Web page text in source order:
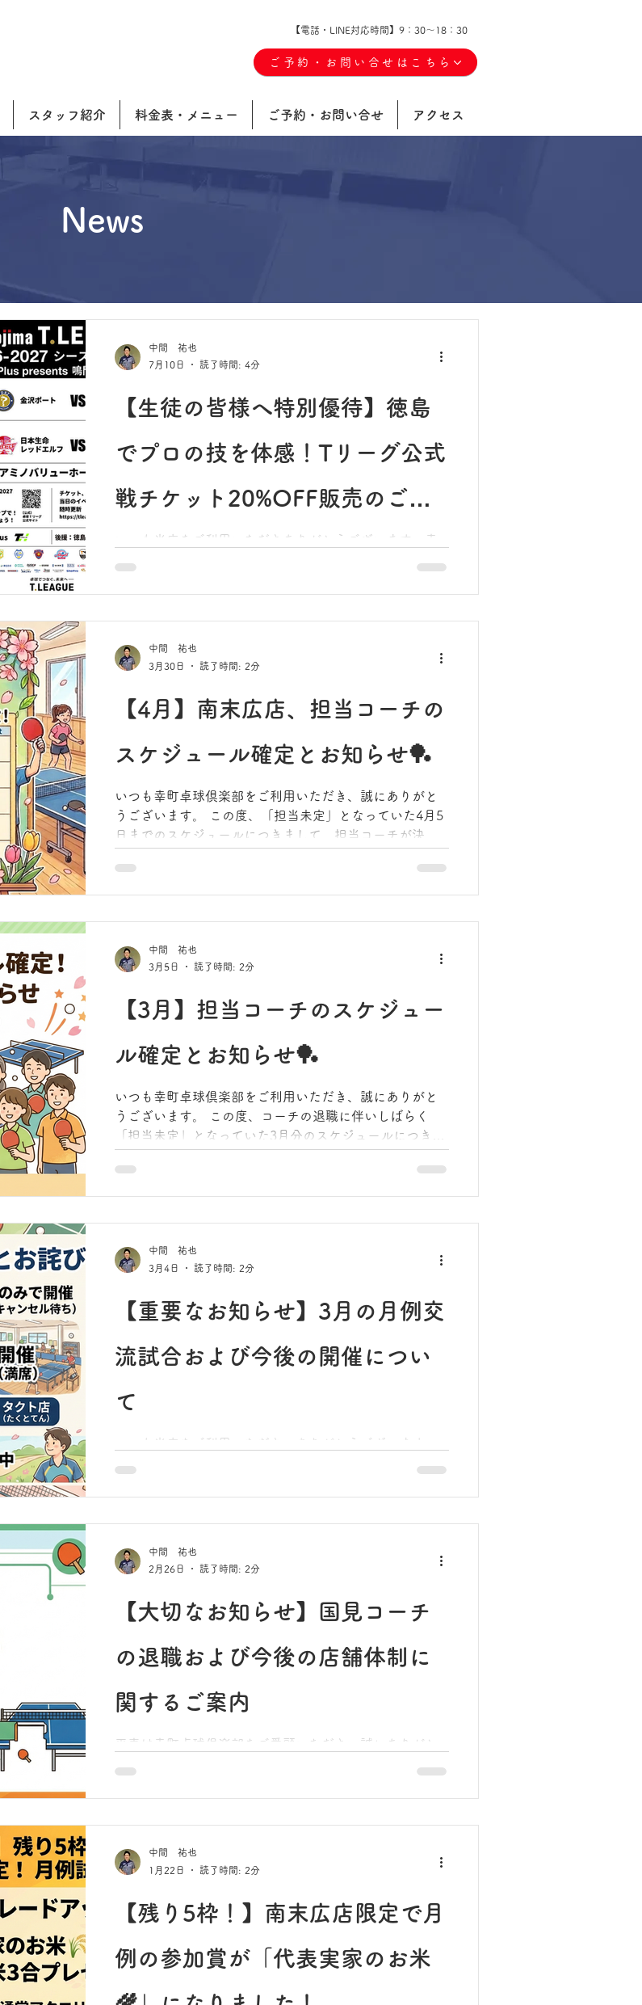
【電話・LINE対応時間】9：30～18：30
ご予約・お問い合せはこちら
スタッフ紹介 料金表・メニュー ご予約・お問い合せ アクセス
News
【生徒の皆様へ特別優待】徳島
でプロの技を体感！Tリーグ公式
戦チケット20%OFF販売のご案
内
いつも当店をご利用いただきありがとうございます。幸
市・アミノバリューホール）にて、卓球のプロリーグ「T
あるラリーを間近で観戦できる絶好のチャンスです。 当
「特別割引価格（20%OFF）」にてお手配できることにな
い！」「トップレベルの卓球を応援したい！」という方
ださい。
中間 祐也
7月10日
読了時間: 4分
【4月】南末広店、担当コーチの
スケジュール確定とお知らせ🏓
いつも幸町卓球倶楽部をご利用いただき、誠にありがと
うございます。 この度、「担当未定」となっていた4月5
日までのスケジュールにつきまして、担当コーチが決定
す。 3月中旬より、学生アルバイトチームも加わった新体
制の幸町卓球倶楽部で皆様の卓球ライフをサポートさせ
中間 祐也
3月30日
読了時間: 2分
【3月】担当コーチのスケジュー
ル確定とお知らせ🏓
いつも幸町卓球倶楽部をご利用いただき、誠にありがと
うございます。 この度、コーチの退職に伴いしばらく
「担当未定」となっていた3月分のスケジュールにつきま
予約システムへ反映しております。 今後は、学生アルバ
イトチームも加わった新しい体制で、皆様の卓球ライフ
中間 祐也
3月5日
読了時間: 2分
【重要なお知らせ】3月の月例交
流試合および今後の開催につい
て
いつも当店をご利用いただき、ありがとうございます。
ょうか。 さて、毎月皆様に楽しみにしていただいており
ます「店内交流試合」ですが、3月の開催につきまして重
員の退職に伴い、今月の南末広店は学生アルバイトスタ
ッフを中心とした運営体制となります。 そのため、皆様
に安心してスムーズに試合を楽しんでいただける万全の
サポート体制を維持することが難しいと判断し、苦渋の
店」のみでの開催とさせていただくこととなりました。
ご迷惑をおかけしますことを深くお詫び申し上げます。
中間 祐也
3月4日
読了時間: 2分
【大切なお知らせ】国見コーチ
の退職および今後の店舗体制に
関するご案内
平素は幸町卓球倶楽部をご愛顧いただき、誠にありがと
国見コーチが、一身上の都合により3月末日をもって退職
日（金）】となります。 国見コーチは、幸町卓球倶楽部
ンをご受講いただき、温かく支えてくださった皆様に、
中間 祐也
2月26日
読了時間: 2分
【残り5枠！】南末広店限定で月
例の参加賞が「代表実家のお米
中間 祐也
1月22日
読了時間: 2分